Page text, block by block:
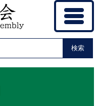
検索